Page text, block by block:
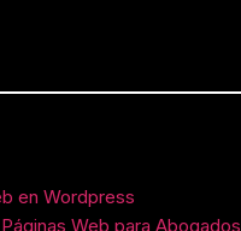
en Wordpress
Web para Abogados